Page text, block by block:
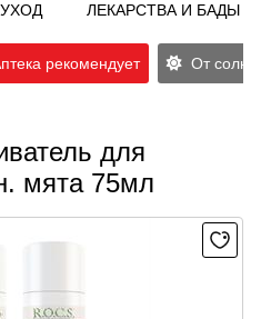
ЛЕКАРСТВА И БАДЫ
рекомендует От
для
мята 75мл